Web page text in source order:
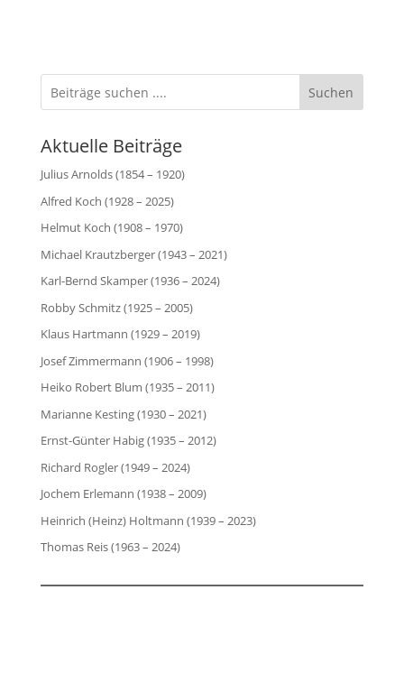
Suchen
Aktuelle Beiträge
Julius Arnolds (1854 – 1920)
Alfred Koch (1928 – 2025)
Helmut Koch (1908 – 1970)
Michael Krautzberger (1943 – 2021)
Karl-Bernd Skamper (1936 – 2024)
Robby Schmitz (1925 – 2005)
Klaus Hartmann (1929 – 2019)
Josef Zimmermann (1906 – 1998)
Heiko Robert Blum (1935 – 2011)
Marianne Kesting (1930 – 2021)
Ernst-Günter Habig (1935 – 2012)
Richard Rogler (1949 – 2024)
Jochem Erlemann (1938 – 2009)
Heinrich (Heinz) Holtmann (1939 – 2023)
Thomas Reis (1963 – 2024)